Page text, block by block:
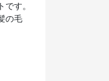
す。
の毛